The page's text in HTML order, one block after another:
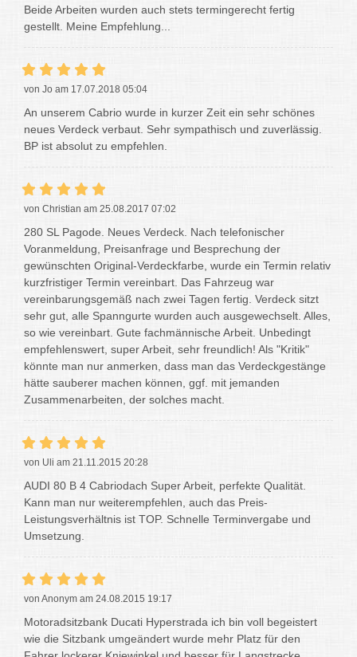
Beide Arbeiten wurden auch stets termingerecht fertig
gestellt. Meine Empfehlung...
von Jo am 17.07.2018 05:04
An unserem Cabrio wurde in kurzer Zeit ein sehr schönes
neues Verdeck verbaut. Sehr sympathisch und zuverlässig.
BP ist absolut zu empfehlen.
von Christian am 25.08.2017 07:02
280 SL Pagode. Neues Verdeck. Nach telefonischer
Voranmeldung, Preisanfrage und Besprechung der
gewünschten Original-Verdeckfarbe, wurde ein Termin relativ
kurzfristiger Termin vereinbart. Das Fahrzeug war
vereinbarungsgemäß nach zwei Tagen fertig. Verdeck sitzt
sehr gut, alle Spanngurte wurden auch ausgewechselt. Alles,
so wie vereinbart. Gute fachmännische Arbeit. Unbedingt
empfehlenswert, super Arbeit, sehr freundlich! Als "Kritik"
könnte man nur anmerken, dass man das Verdeckgestänge
hätte sauberer machen können, ggf. mit jemanden
Zusammenarbeiten, der solches macht.
von Uli am 21.11.2015 20:28
AUDI 80 B 4 Cabriodach Super Arbeit, perfekte Qualität.
Kann man nur weiterempfehlen, auch das Preis-
Leistungsverhältnis ist TOP. Schnelle Terminvergabe und
Umsetzung.
von Anonym am 24.08.2015 19:17
Motoradsitzbank Ducati Hyperstrada ich bin voll begeistert
wie die Sitzbank umgeändert wurde mehr Platz für den